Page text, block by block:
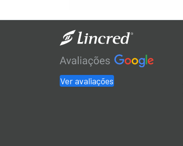
Ver avaliações